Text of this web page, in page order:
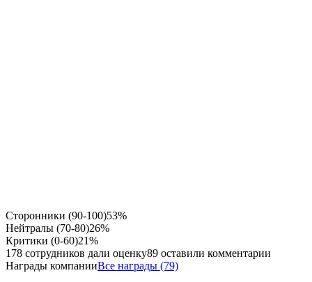
Сторонники (90-100)53%
Нейтралы (70-80)26%
Критики (0-60)21%
178 сотрудников дали оценку89 оставили комментарии
Награды компанииВсе награды (79)